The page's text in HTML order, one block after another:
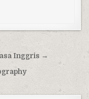
Inggris →